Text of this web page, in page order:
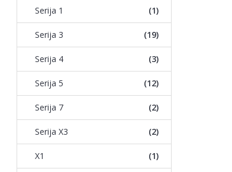
Serija 1 (1)
Serija 3 (19)
Serija 4 (3)
Serija 5 (12)
Serija 7 (2)
Serija X3 (2)
X1 (1)